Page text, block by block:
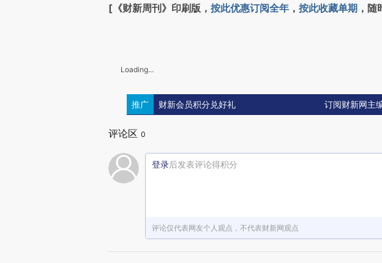
[《财新周刊》印刷版， 按此优惠订阅全年 ， 按此收藏单期 ，
Loading...
推广 财新会员积分兑好礼 订阅财新网主
评论区 0
登录后发表评论得积分
评论仅代表网友个人观点，不代表财新网观点